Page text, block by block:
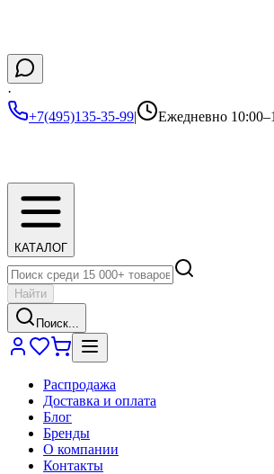
·
+7(495)135-35-99| Ежедневно
КАТАЛОГ
Найти
Поиск...
Распродажа
Доставка и оплата
Блог
Бренды
О компании
Контакты